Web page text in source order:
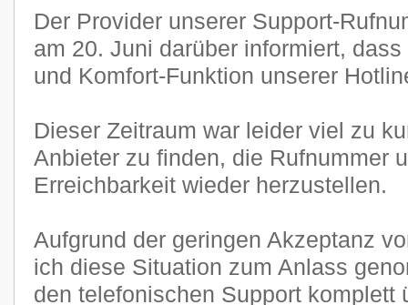
Der Provider unserer Support-
am 20. Juni darüber informiert,
und Komfort-Funktion unserer
Dieser Zeitraum war leider viel zu
Anbieter zu finden, die Rufnummer
Erreichbarkeit wieder herzustellen.
Aufgrund der geringen Akzeptanz
ich diese Situation zum Anlass
den telefonischen Support komplett